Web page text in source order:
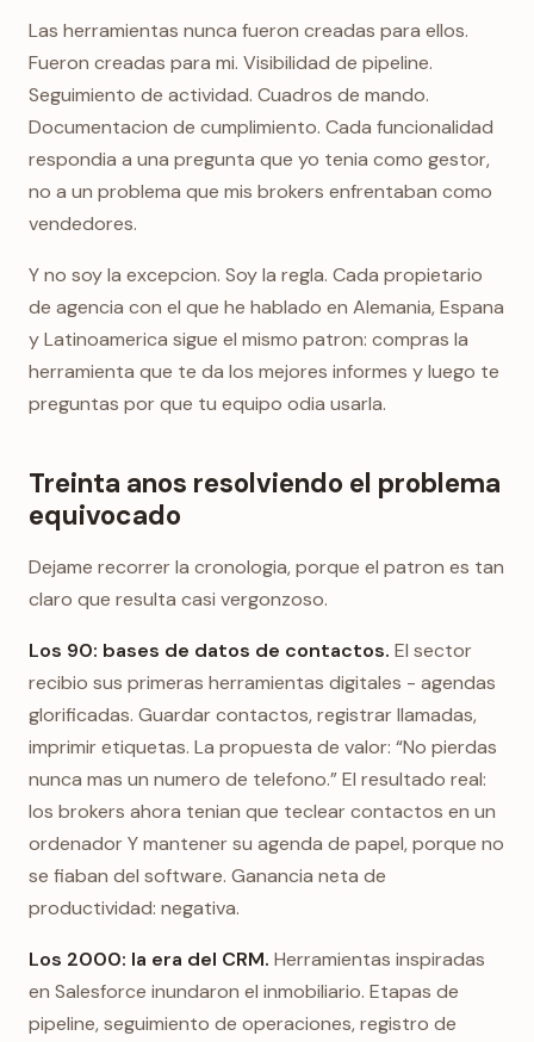
Las herramientas nunca fueron creadas para ellos.
Fueron creadas para mi. Visibilidad de pipeline.
Seguimiento de actividad. Cuadros de mando.
Documentacion de cumplimiento. Cada funcionalidad
respondia a una pregunta que yo tenia como gestor,
no a un problema que mis brokers enfrentaban como
vendedores.
Y no soy la excepcion. Soy la regla. Cada propietario
de agencia con el que he hablado en Alemania, Espana
y Latinoamerica sigue el mismo patron: compras la
herramienta que te da los mejores informes y luego te
preguntas por que tu equipo odia usarla.
Treinta anos resolviendo el problema
equivocado
Dejame recorrer la cronologia, porque el patron es tan
claro que resulta casi vergonzoso.
Los 90: bases de datos de contactos. El sector
recibio sus primeras herramientas digitales - agendas
glorificadas. Guardar contactos, registrar llamadas,
imprimir etiquetas. La propuesta de valor: “No pierdas
nunca mas un numero de telefono.” El resultado real:
los brokers ahora tenian que teclear contactos en un
ordenador Y mantener su agenda de papel, porque no
se fiaban del software. Ganancia neta de
productividad: negativa.
Los 2000: la era del CRM. Herramientas inspiradas
en Salesforce inundaron el inmobiliario. Etapas de
pipeline, seguimiento de operaciones, registro de